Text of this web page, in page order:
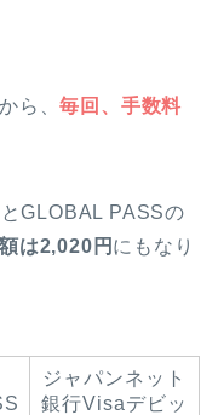
ら、毎回、手数料
GLOBAL PASSの
は2,020円 にもなり
ジャパンネット
銀行Visaデビッ